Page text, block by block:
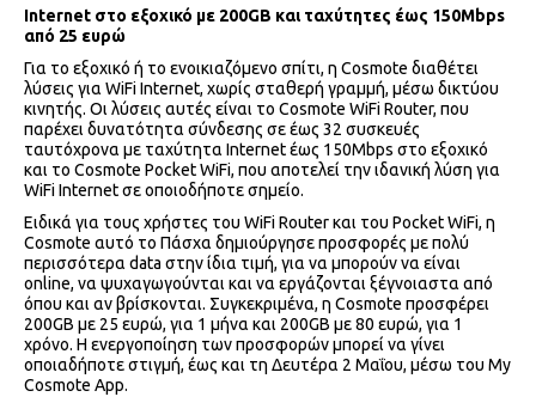
Internet στο εξοχικό με 200GB και ταχύτητες έως 150Mbps
από 25 ευρώ
Για το εξοχικό ή το ενοικιαζόμενο σπίτι, η Cosmote διαθέτει
λύσεις για WiFi Ιnternet, χωρίς σταθερή γραμμή, μέσω δικτύου
κινητής. Οι λύσεις αυτές είναι το Cosmote WiFi Router, που
παρέχει δυνατότητα σύνδεσης σε έως 32 συσκευές
ταυτόχρονα με ταχύτητα Internet έως 150Mbps στο εξοχικό
και το Cosmote Pocket WiFi, που αποτελεί την ιδανική λύση για
WiFi Internet σε οποιοδήποτε σημείο.
Ειδικά για τους χρήστες του WiFi Router και του Pocket WiFi, η
Cosmote αυτό το Πάσχα δημιούργησε προσφορές με πολύ
περισσότερα data στην ίδια τιμή, για να μπορούν να είναι
online, να ψυχαγωγούνται και να εργάζονται ξέγνοιαστα από
όπου και αν βρίσκονται. Συγκεκριμένα, η Cosmote προσφέρει
200GB με 25 ευρώ, για 1 μήνα και 200GB με 80 ευρώ, για 1
χρόνο. Η ενεργοποίηση των προσφορών μπορεί να γίνει
οποιαδήποτε στιγμή, έως και τη Δευτέρα 2 Μαΐου, μέσω του My
Cosmote App.